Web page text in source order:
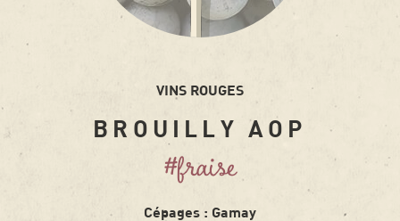
VINS ROUGES
BROUILLY AOP
#fraise
Cépages : Gamay